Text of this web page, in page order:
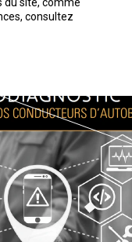
consultez